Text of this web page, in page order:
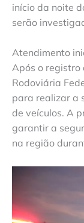
início da noite
serão
Atendimento
Após o registro
Rodoviária
para realizar a
de veículos. A
garantir a
na região